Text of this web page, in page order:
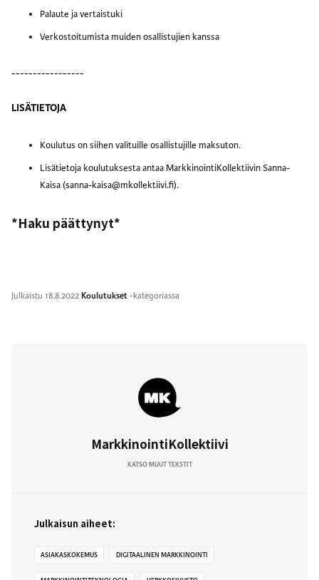
Palaute ja vertaistuki
Verkostoitumista muiden osallistujien kanssa
-----------------
LISÄTIETOJA
Koulutus on siihen valituille osallistujille maksuton.
Lisätietoja koulutuksesta antaa MarkkinointiKollektiivin Sanna-
Kaisa (sanna-kaisa@mkollektiivi.fi).
*Haku päättynyt*
Julkaistu 18.8.2022 Koulutukset-kategoriassa
MarkkinointiKollektiivi
KATSO MUUT TEKSTIT
Julkaisun aiheet:
ASIAKASKOKEMUS DIGITAALINEN MARKKINOINTI